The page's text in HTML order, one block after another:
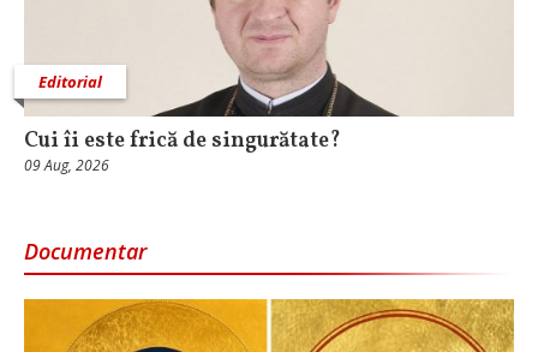
Editorial
Cui îi este frică de singurătate?
09 Aug, 2026
Documentar